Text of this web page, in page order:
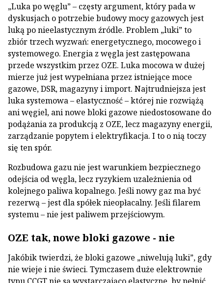
„Luka po węglu” – częsty argument, który pada w
dyskusjach o potrzebie budowy mocy gazowych jest
luką po nieelastycznym źródle. Problem „luki” to
zbiór trzech wyzwań: energetycznego, mocowego i
systemowego. Energia z węgla jest zastępowana
przede wszystkim przez OZE. Luka mocowa w dużej
mierze już jest wypełniana przez istniejące moce
gazowe, DSR, magazyny i import. Najtrudniejsza jest
luka systemowa – elastyczność – której nie rozwiążą
ani węgiel, ani nowe bloki gazowe niedostosowane do
podążania za produkcją z OZE, lecz magazyny energii,
zarządzanie popytem i elektryfikacja. I to o nią toczy
się ten spór.
Rozbudowa gazu nie jest warunkiem bezpiecznego
odejścia od węgla, lecz ryzykiem uzależnienia od
kolejnego paliwa kopalnego. Jeśli nowy gaz ma być
rezerwą – jest dla spółek nieopłacalny. Jeśli filarem
systemu – nie jest paliwem przejściowym.
OZE tak, nowe bloki gazowe - nie
Jakóbik twierdzi, że bloki gazowe „niwelują luki”, gdy
nie wieje i nie świeci. Tymczasem duże elektrownie
typu CCGT nie są wystarczająco elastyczne, by pełnić